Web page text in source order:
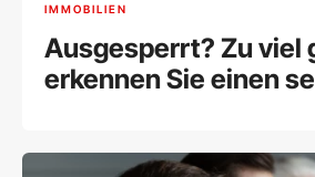
IMMOBILIEN
Ausgesperrt? Zu viel
erkennen Sie einen